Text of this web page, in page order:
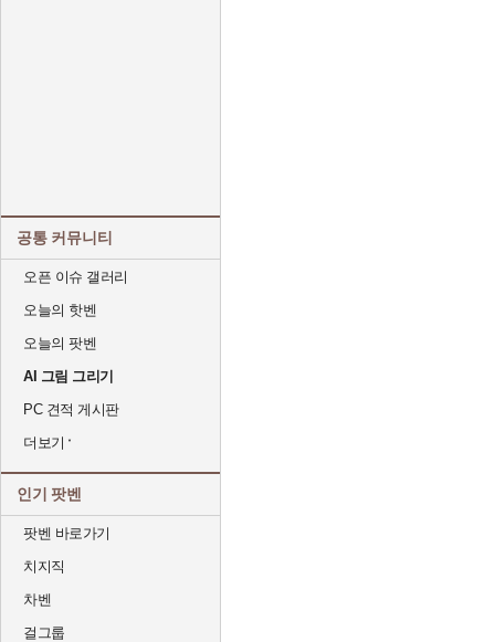
공통 커뮤니티
오픈 이슈 갤러리
오늘의 핫벤
오늘의 팟벤
AI 그림 그리기
PC 견적 게시판
더보기
인기 팟벤
팟벤 바로가기
치지직
차벤
걸그룹